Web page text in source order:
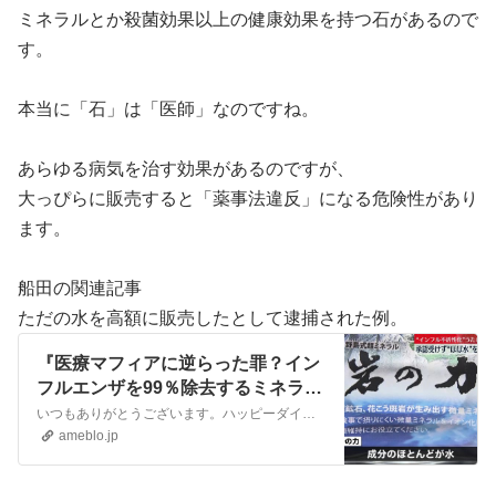
ミネラルとか殺菌効果以上の健康効果を持つ石があるので
す。
本当に「石」は「医師」なのですね。
あらゆる病気を治す効果があるのですが、
大っぴらに販売すると「薬事法違反」になる危険性があり
ます。
船田の関連記事
ただの水を高額に販売したとして逮捕された例。
『医療マフィアに逆らった罪？イン
フルエンザを99％除去するミネラル
水「岩の力」の販売元社長が逮
捕！』
いつもありがとうございます。ハッピーダイエットの船田です。 これは他人事じゃないニュースだな！ インフルエンザウイルスを99％除去するとしてミネラル水を販売し…
ameblo.jp